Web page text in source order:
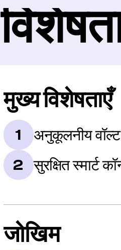
मुख्य विशेषताएँ
1 अनुकूलनीय वॉल्ट
2 सुरक्षित स्मार्ट
जोखिम